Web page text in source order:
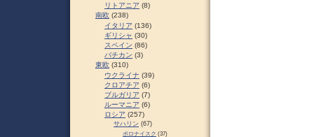
リトアニア (8)
南欧 (238)
イタリア (136)
ギリシャ (30)
スペイン (86)
バチカン (3)
東欧 (310)
ウクライナ (39)
クロアチア (6)
ブルガリア (7)
ルーマニア (6)
ロシア (257)
サハリン (67)
ポロナイスク (37)